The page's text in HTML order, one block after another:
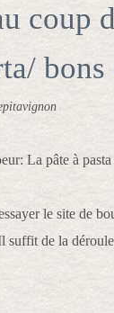
coup
le site de
de la